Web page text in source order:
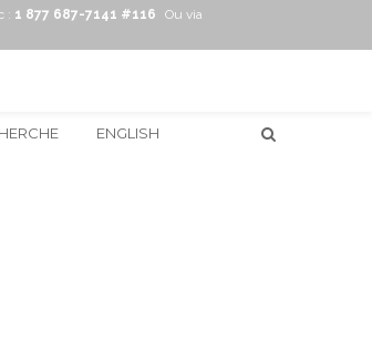
: 1 877 687-7141 #116
Ou via
ENGLISH